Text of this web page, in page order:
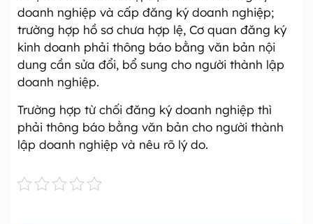
doanh nghiệp và cấp đăng ký doanh nghiệp;
trường hợp hồ sơ chưa hợp lệ, Cơ quan đăng ký
kinh doanh phải thông báo bằng văn bản nội
dung cần sửa đổi, bổ sung cho người thành lập
doanh nghiệp.
Trường hợp từ chối đăng ký doanh nghiệp thì
phải thông báo bằng văn bản cho người thành
lập doanh nghiệp và nêu rõ lý do.